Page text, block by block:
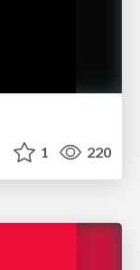
1 220